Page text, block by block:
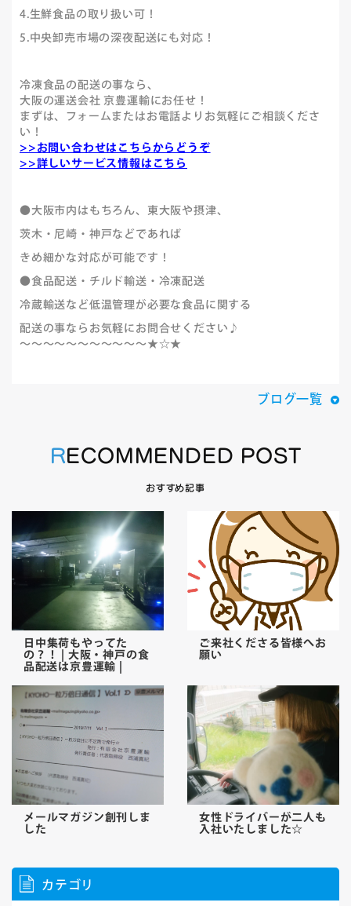
4.生鮮食品の取り扱い可！
5.中央卸売市場の深夜配送にも対応！
冷凍食品の配送の事なら、
大阪の運送会社 京豊運輸にお任せ！
まずは、フォームまたはお電話よりお気軽にご相談くださ
い！
>>お問い合わせはこちらからどうぞ
>>詳しいサービス情報はこちら
●大阪市内はもちろん、東大阪や摂津、
茨木・尼崎・神戸などであれば
きめ細かな対応が可能です！
●食品配送・チルド輸送・冷凍配送
冷蔵輸送など低温管理が必要な食品に関する
配送の事ならお気軽にお問合せください♪
～～～～～～～～～～～★☆★
ブログ一覧
RECOMMENDED POST
おすすめ記事
日中集荷もやってた
の？！ | 大阪・神戸の食
品配送は京豊運輸 |
ご来社くださる皆様へお
願い
メールマガジン創刊しま
した
女性ドライバーが二人も
入社いたしました☆
カテゴリ